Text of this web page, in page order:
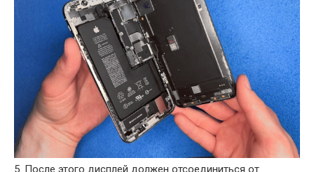
5. После этого дисплей должен отсоединиться от